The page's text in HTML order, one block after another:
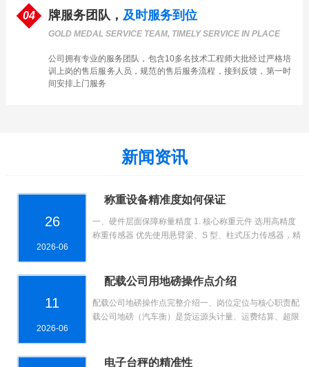
04 牌服务团队， 及时服务到位
GOLD MEDAL SERVICE TEAM, TIMELY SERVICE IN PLACE
公司拥有专业的服务团队，包含10多名技术工程师大批经过严格培
训上岗的售后服务人员，规范的售后服务流程，接到反馈，第一时
间安排上门服务
新闻资讯
26
2026-06
称重设备精准度如何保证
一、硬件层面保障称量精度 1. 核心称重元件 选用高精度
称重传感器 优先使用悬臂梁、S 型、柱式压力传感器，精
11
2026-06
配载公司用地磅操作点介绍
配载公司地磅操作点完整介绍一、岗位定位与核心职责配
载公司地磅（汽车衡）是货运源头计量、运费结算、超限
电子台秤的精准性